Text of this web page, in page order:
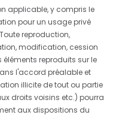
applicable, y compris le
pour un usage privé
reproduction,
modification, cession
reproduits sur le
l'accord préalable et
illicite de tout ou partie
droits voisins etc.) pourra
aux dispositions du